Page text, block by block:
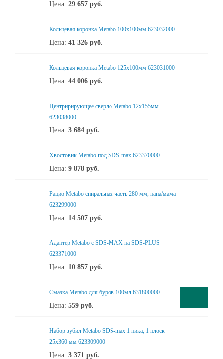
Цена: 29 657 руб.
Кольцевая коронка Metabo 100х100мм 623032000
Цена: 41 326 руб.
Кольцевая коронка Metabo 125х100мм 623031000
Цена: 44 006 руб.
Центририрующее сверло Metabo 12х155мм
623038000
Цена: 3 684 руб.
Хвостовик Metabo под SDS-max 623370000
Цена: 9 878 руб.
Рацио Metabo спиральная часть 280 мм, папа/мама
623299000
Цена: 14 507 руб.
Адаптер Metabo c SDS-MAX на SDS-PLUS
623371000
Цена: 10 857 руб.
Смазка Metabo для буров 100мл 631800000
Цена: 559 руб.
Набор зубил Metabo SDS-max 1 пика, 1 плоск
25х360 мм 623309000
Цена: 3 371 руб.